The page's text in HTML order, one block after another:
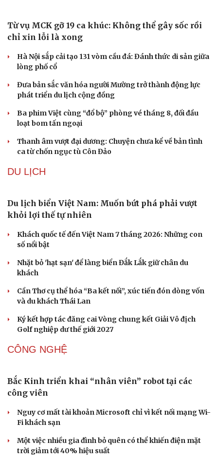
Văn hóa
Sân khấu - Điện ảnh
Âm nhạc
Di sản
Giải trí
Thời trang
Sao Việt
Từ vụ MCK gỡ 19 ca khúc: Không thể gây sốc rồi
chỉ xin lỗi là xong
Hà Nội sắp cải tạo 131 vòm cầu đá: Đánh thức di sản giữa
lòng phố cổ
Đưa bản sắc văn hóa người Mường trở thành động lực
phát triển du lịch cộng đồng
Ba phim Việt cùng “đổ bộ” phòng vé tháng 8, đối đầu
loạt bom tấn ngoại
Thanh âm vượt đại dương: Chuyện chưa kể về bản tình
ca từ chốn ngục tù Côn Đảo
DU LỊCH
Du lịch biển Việt Nam: Muốn bứt phá phải vượt
khỏi lợi thế tự nhiên
Khách quốc tế đến Việt Nam 7 tháng 2026: Những con
số nổi bật
Nhặt bỏ 'hạt sạn' để làng biển Đắk Lắk giữ chân du
khách
Cần Thơ cụ thể hóa “Ba kết nối”, xúc tiến đón dòng vốn
và du khách Thái Lan
Ký kết hợp tác đăng cai Vòng chung kết Giải Vô địch
Golf nghiệp dư thế giới 2027
CÔNG NGHỆ
Bắc Kinh triển khai “nhân viên” robot tại các
công viên
Nguy cơ mất tài khoản Microsoft chỉ vì kết nối mạng Wi-
Fi khách sạn
Một việc nhiều gia đình bỏ quên có thể khiến điện mặt
trời giảm tới 40% hiệu suất